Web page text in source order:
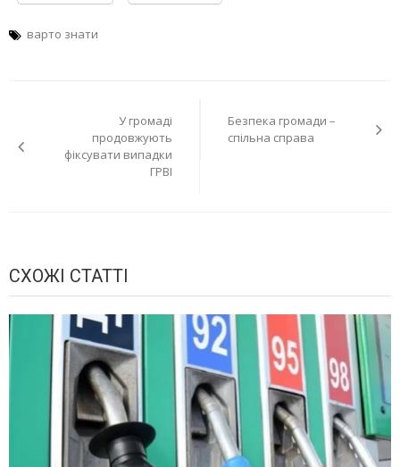
варто знати
записівУ громаді
продовжують
фіксувати випадки
ГРВІ
Безпека громади –
спільна справа
СХОЖІ СТАТТІ